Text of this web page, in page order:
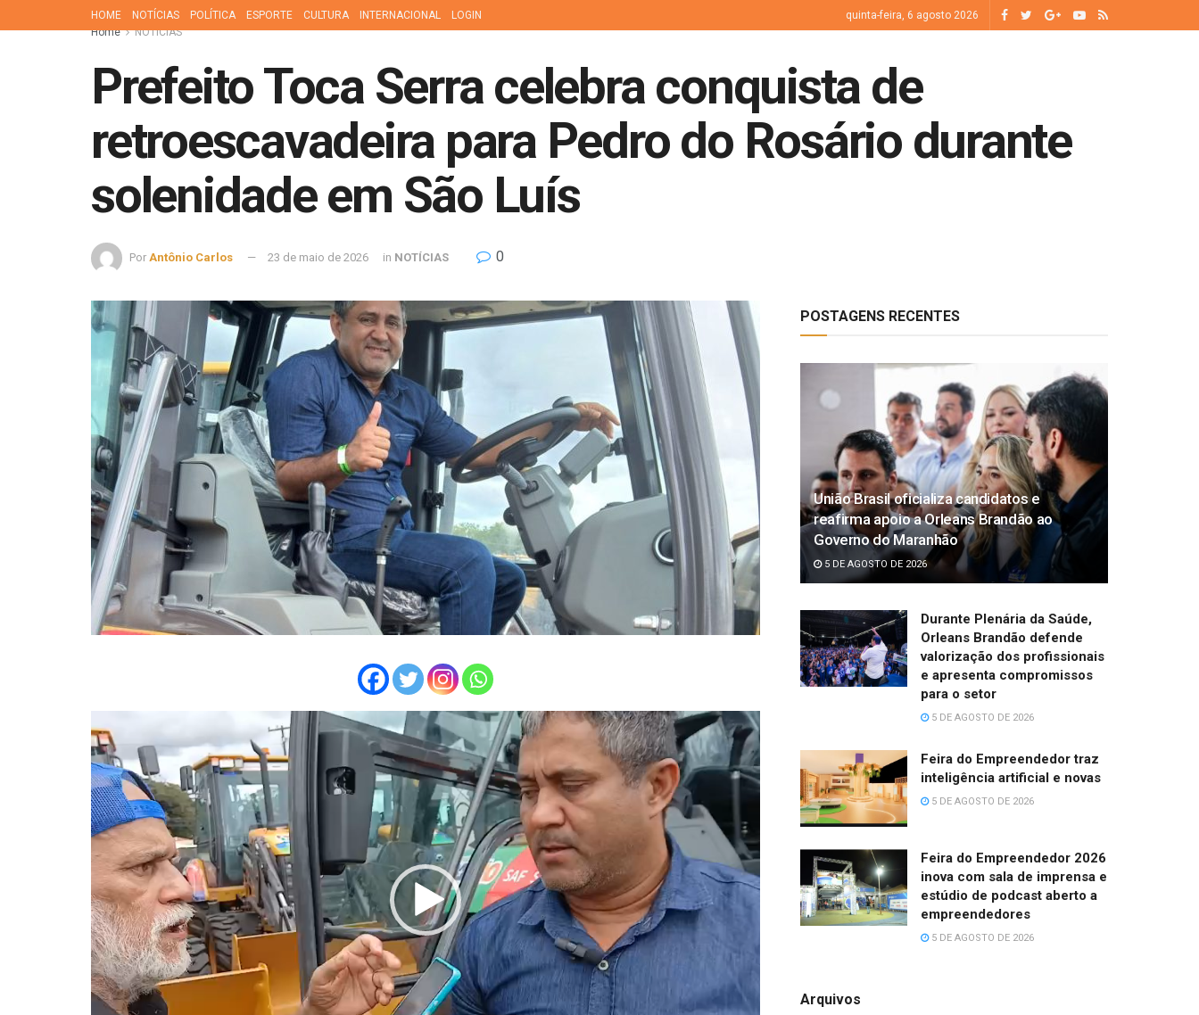
HOME NOTÍCIAS POLÍTICA ESPORTE CULTURA INTERNACIONAL LOGIN
quinta-feira, 6 agosto 2026
Home
NOTÍCIAS
Prefeito Toca Serra celebra conquista de
retroescavadeira para Pedro do Rosário durante
solenidade em São Luís
Por Antônio Carlos 23 de maio de 2026 in NOTÍCIAS 0
de
vídeo
POSTAGENS RECENTES
União Brasil oficializa candidatos e
reafirma apoio a Orleans Brandão ao
Governo do Maranhão
5 DE AGOSTO DE 2026
Durante Plenária da Saúde,
Orleans Brandão defende
valorização dos profissionais
e apresenta compromissos
para o setor
5 DE AGOSTO DE 2026
Feira do Empreendedor traz
inteligência artificial e novas
5 DE AGOSTO DE 2026
Feira do Empreendedor 2026
inova com sala de imprensa e
estúdio de podcast aberto a
empreendedores
5 DE AGOSTO DE 2026
Arquivos